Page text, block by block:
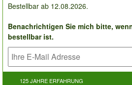
Bestellbar ab 12.08.2026.
Benachrichtigen Sie mich bitte,
bestellbar ist.
125 JAHRE ERFAHRUNG